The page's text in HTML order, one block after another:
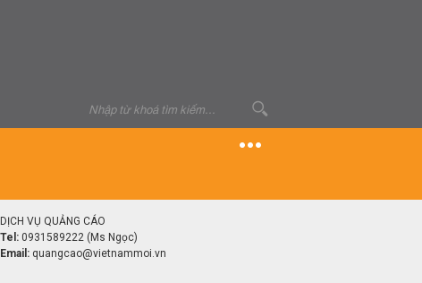
DỊCH VỤ QUẢNG CÁO
Tel: 0931589222 (Ms Ngọc)
Email: quangcao@vietnammoi.vn